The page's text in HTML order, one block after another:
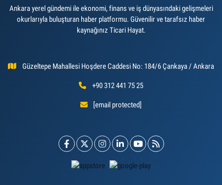
Ankara yerel gündemi ile ekonomi, finans ve iş dünyasındaki gelişmeleri
okurlarıyla buluşturan haber platformu. Güvenilir ve tarafsız haber
kaynağınız Ticari Hayat.
Güzeltepe Mahallesi Hoşdere Caddesi No: 184/6 Çankaya / Ankara
+90 312 441 75 25
[email protected]